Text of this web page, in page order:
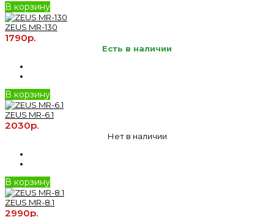
В корзину
ZEUS MR-130
1790р.
Есть в наличии
В корзину
ZEUS MR-6.1
2030р.
Нет в наличии
В корзину
ZEUS MR-8.1
2990р.